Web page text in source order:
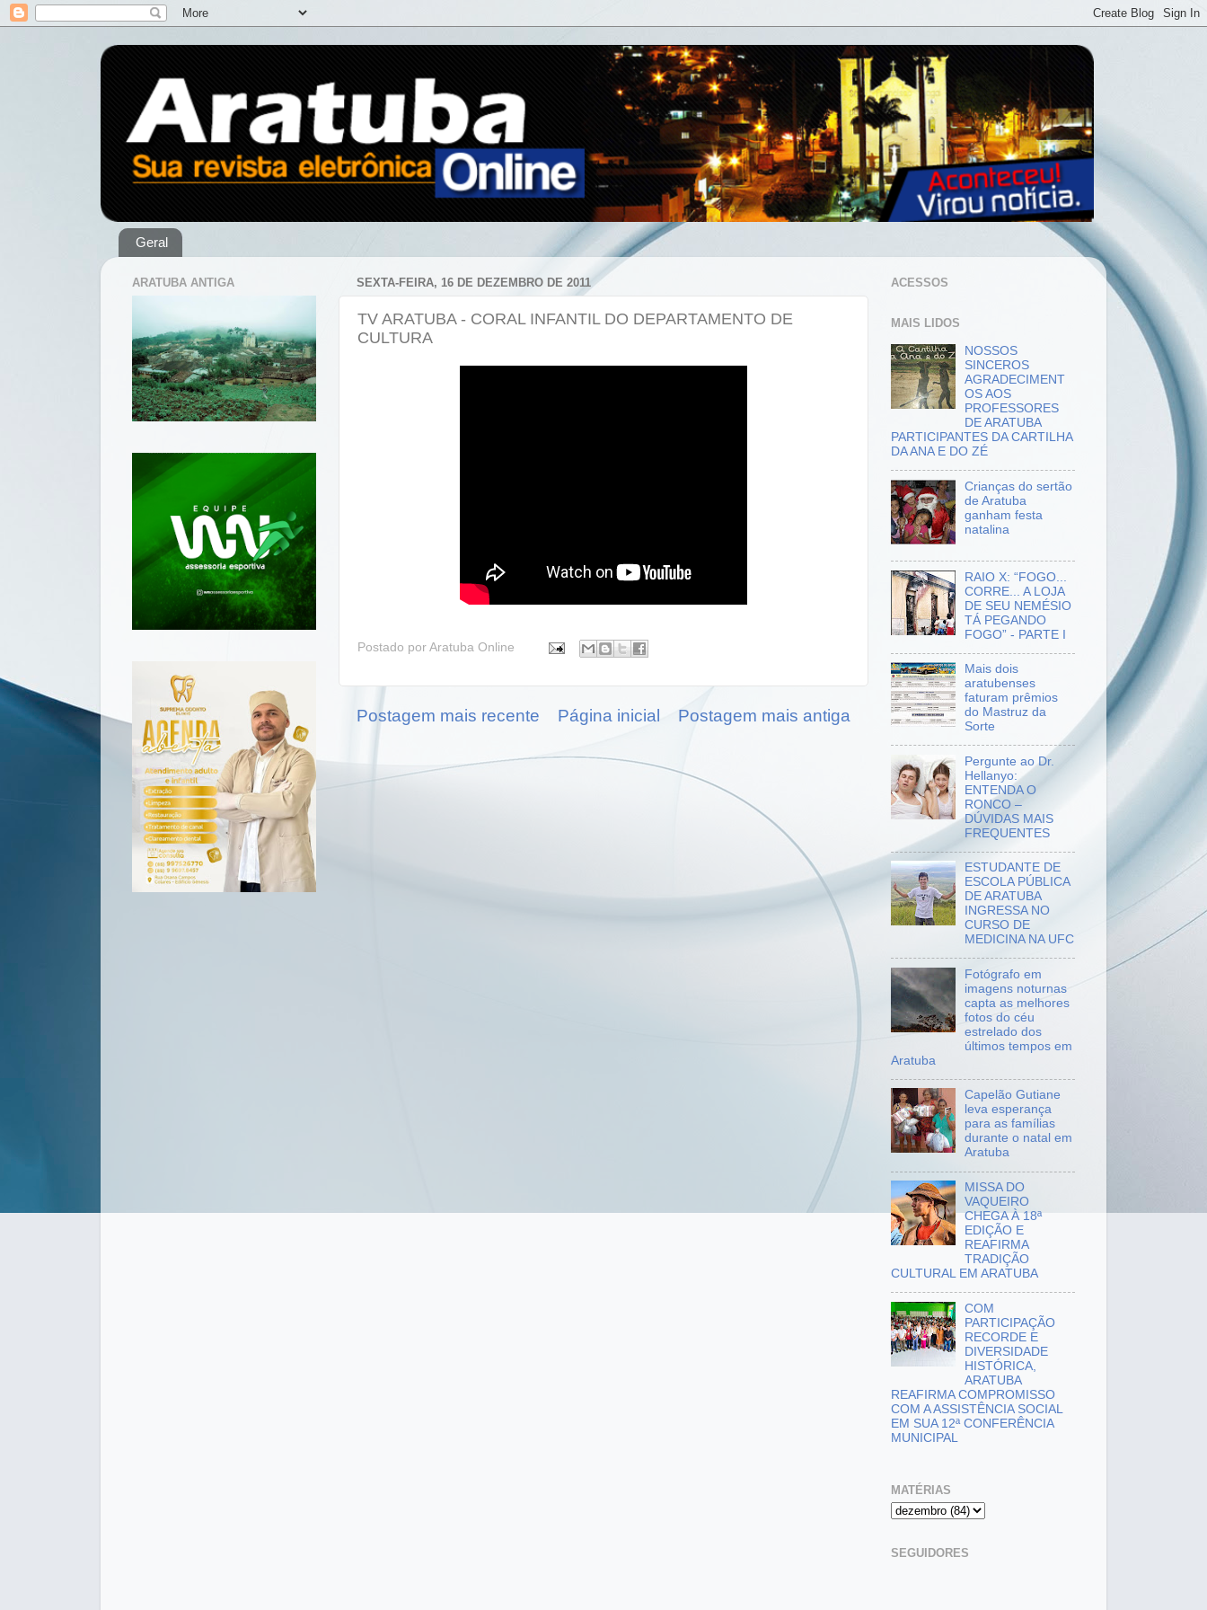
Geral
SEXTA-FEIRA, 16 DE DEZEMBRO DE 2011
TV ARATUBA - CORAL INFANTIL DO DEPARTAMENTO DE
CULTURA
Postado por Aratuba Online
Postagem mais recente Postagem mais antiga
Página inicial
ARATUBA ANTIGA ACESSOS
MAIS LIDOS
NOSSOS
SINCEROS
AGRADECIMENT
OS AOS
PROFESSORES
DE ARATUBA
PARTICIPANTES DA CARTILHA
DA ANA E DO ZÉ
Crianças do sertão
de Aratuba
ganham festa
natalina
RAIO X: “FOGO...
CORRE... A LOJA
DE SEU NEMÉSIO
TÁ PEGANDO
FOGO” - PARTE I
Mais dois
aratubenses
faturam prêmios
do Mastruz da
Sorte
Pergunte ao Dr.
Hellanyo:
ENTENDA O
RONCO –
DÚVIDAS MAIS
FREQUENTES
ESTUDANTE DE
ESCOLA PÚBLICA
DE ARATUBA
INGRESSA NO
CURSO DE
MEDICINA NA UFC
Fotógrafo em
imagens noturnas
capta as melhores
fotos do céu
estrelado dos
últimos tempos em
Aratuba
Capelão Gutiane
leva esperança
para as famílias
durante o natal em
Aratuba
MISSA DO
VAQUEIRO
CHEGA À 18ª
EDIÇÃO E
REAFIRMA
TRADIÇÃO
CULTURAL EM ARATUBA
COM
PARTICIPAÇÃO
RECORDE E
DIVERSIDADE
HISTÓRICA,
ARATUBA
REAFIRMA COMPROMISSO
COM A ASSISTÊNCIA SOCIAL
EM SUA 12ª CONFERÊNCIA
MUNICIPAL
MATÉRIAS
SEGUIDORES